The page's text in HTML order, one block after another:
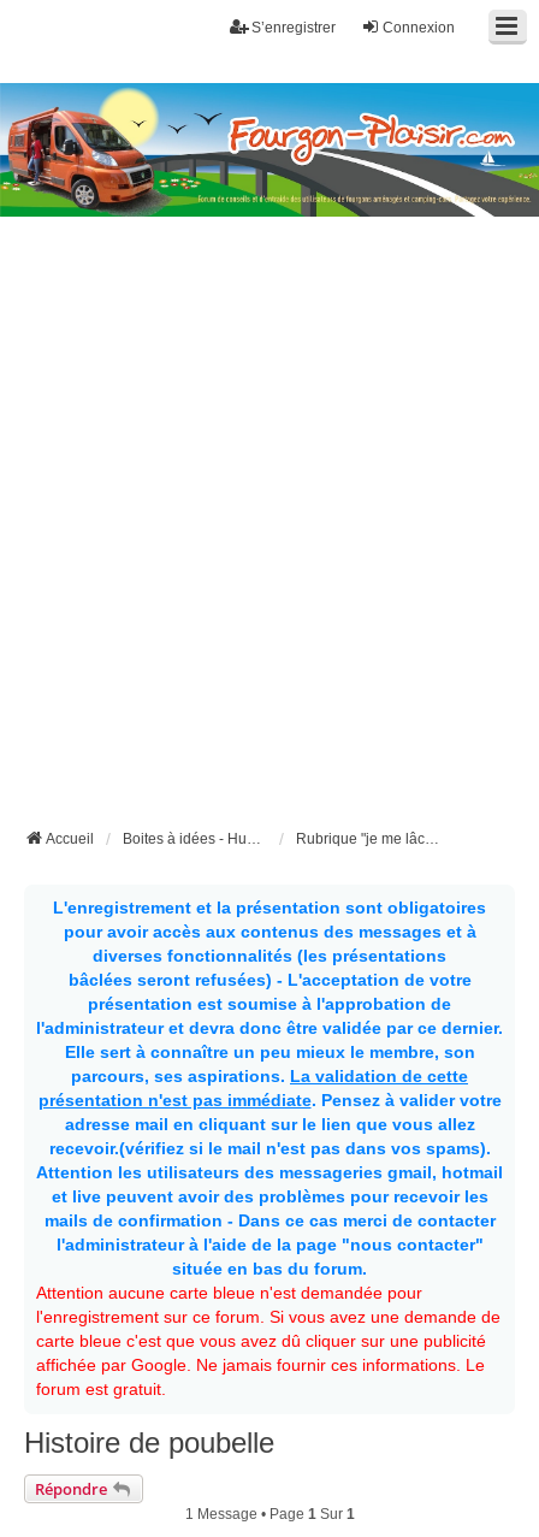
Connexion
S’enregistrer
Fourgon-plaisir.com
Forum de conseils et d'entraide des utilisateurs de fourgons, fourgons
aménagés, vans et de camping-car. Partagez votre expérience.
Accueil Boites à idées - Humour et insolite Rubrique "je me lâche"
L'enregistrement et la présentation sont obligatoires
pour avoir accès aux contenus des messages et à
diverses fonctionnalités (les présentations
bâclées seront refusées) - L'acceptation de votre
présentation est soumise à l'approbation de
l'administrateur et devra donc être validée par ce dernier.
Elle sert à connaître un peu mieux le membre, son
parcours, ses aspirations. La validation de cette
présentation n'est pas immédiate. Pensez à valider votre
adresse mail en cliquant sur le lien que vous allez
recevoir.(vérifiez si le mail n'est pas dans vos spams).
Attention les utilisateurs des messageries gmail, hotmail
et live peuvent avoir des problèmes pour recevoir les
mails de confirmation - Dans ce cas merci de contacter
l'administrateur à l'aide de la page "nous contacter"
située en bas du forum.
Attention aucune carte bleue n'est demandée pour
l'enregistrement sur ce forum. Si vous avez une demande de
carte bleue c'est que vous avez dû cliquer sur une publicité
affichée par Google. Ne jamais fournir ces informations. Le
forum est gratuit.
Histoire de poubelle
Répondre
1 Message • Page 1Sur 1